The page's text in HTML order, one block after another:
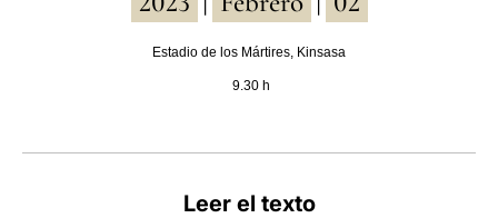
Estadio de los Mártires, Kinsasa
9.30 h
Leer el texto